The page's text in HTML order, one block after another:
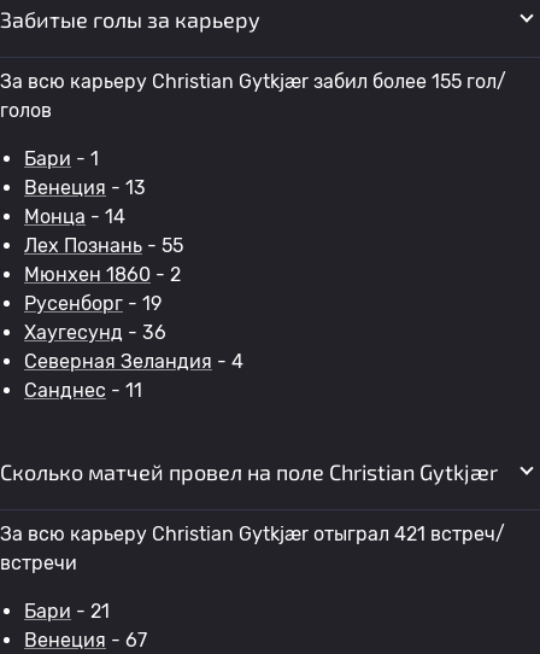
Забитые голы за карьеру
За всю карьеру Christian Gytkjær забил более 155 гол/
голов
Бари - 1
Венеция - 13
Монца - 14
Лех Познань - 55
Мюнхен 1860 - 2
Русенборг - 19
Хаугесунд - 36
Северная Зеландия - 4
Санднес - 11
Сколько матчей провел на поле Christian Gytkjær
За всю карьеру Christian Gytkjær отыграл 421 встреч/
встречи
Бари - 21
Венеция - 67